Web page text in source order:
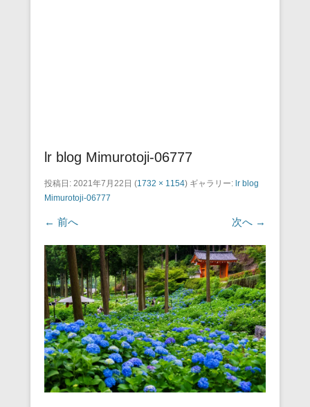
lr blog Mimurotoji-06777
投稿日: 2021年7月22日 (1732 × 1154) ギャラリー: lr blog
Mimurotoji-06777
← 前へ 次へ →